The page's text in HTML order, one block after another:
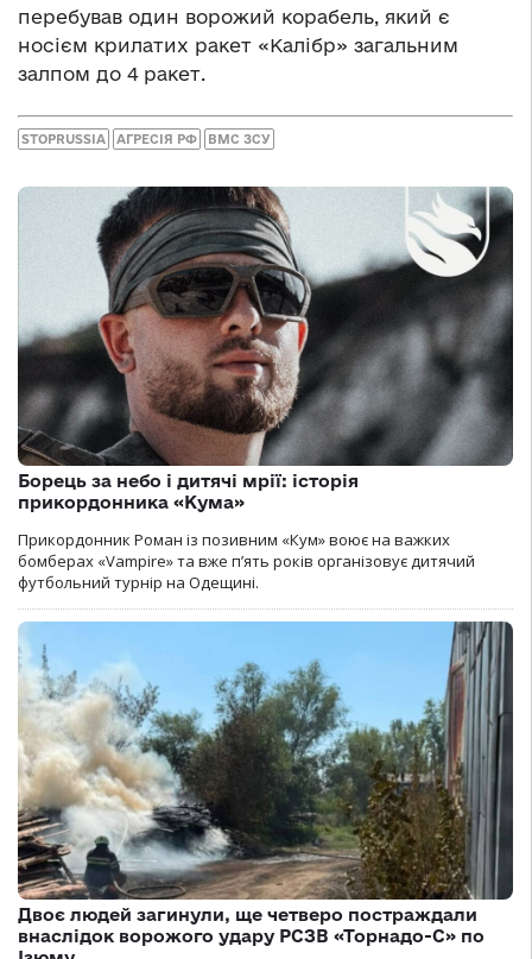
перебував один ворожий корабель, який є
носієм крилатих ракет «Калібр» загальним
залпом до 4 ракет.
STOPRUSSIA АГРЕСІЯ РФ ВМС ЗСУ
Борець за небо і дитячі мрії: історія
прикордонника «Кума»
Прикордонник Роман із позивним «Кум» воює на важких
бомберах «Vampire» та вже п’ять років організовує дитячий
футбольний турнір на Одещині.
Двоє людей загинули, ще четверо постраждали
внаслідок ворожого удару РСЗВ «Торнадо-С» по